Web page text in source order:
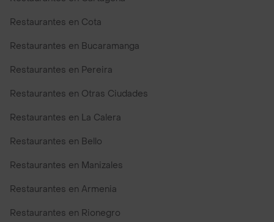
Restaurantes en Cota
Restaurantes en Bucaramanga
Restaurantes en Pereira
Restaurantes en Otras Ciudades
Restaurantes en La Calera
Restaurantes en Bello
Restaurantes en Manizales
Restaurantes en Armenia
Restaurantes en Rionegro